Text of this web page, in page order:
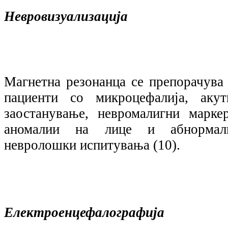
Невровизуализација
Магнетна резонанца се препорачува
пациенти со микроцефалија,
заостанување, невромалигни
аномалии на лице и
невролошки испитувања (10).
Електроенцефалографија